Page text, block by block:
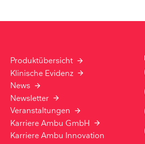
Produktübersicht
Klinische Evidenz
News
Newsletter
Veranstaltungen
Karriere Ambu GmbH
Karriere Ambu Innovation